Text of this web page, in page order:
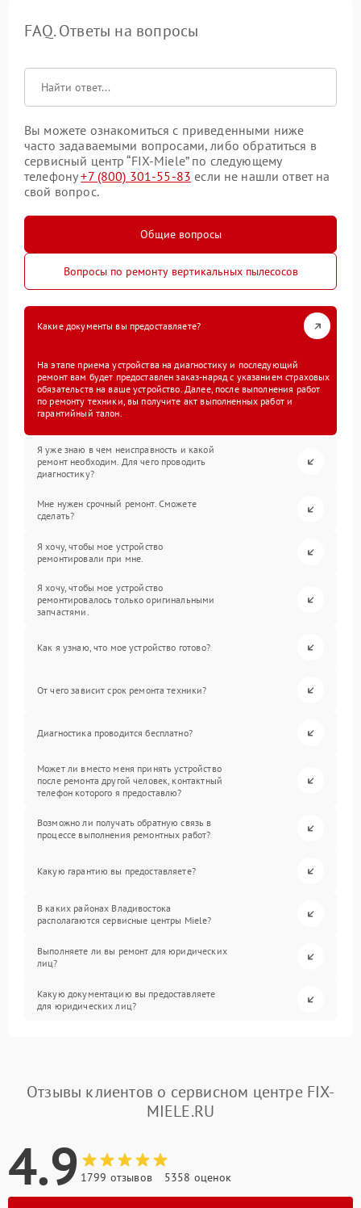
FAQ. Ответы на вопросы
Вы можете ознакомиться с приведенными ниже
часто задаваемыми вопросами, либо обратиться в
сервисный центр “FIX-Miele” по следующему
телефону+7 (800) 301-55-83 если не нашли ответ на
свой вопрос.
Общие вопросы
Вопросы по ремонту вертикальных пылесосов
Какие документы вы предоставляете?
На этапе приема устройства на диагностику и последующий
ремонт вам будет предоставлен заказ-наряд с указанием страховых
обязательств на ваше устройство. Далее, после выполнения работ
по ремонту техники, вы получите акт выполненных работ и
гарантийный талон.
Я уже знаю в чем неисправность и какой
ремонт необходим. Для чего проводить
диагностику?
Мне нужен срочный ремонт. Сможете
сделать?
Я хочу, чтобы мое устройство
ремонтировали при мне.
Я хочу, чтобы мое устройство
ремонтировалось только оригинальными
запчастями.
Как я узнаю, что мое устройство готово?
От чего зависит срок ремонта техники?
Диагностика проводится бесплатно?
Может ли вместо меня принять устройство
после ремонта другой человек, контактный
телефон которого я предоставлю?
Возможно ли получать обратную связь в
процессе выполнения ремонтных работ?
Какую гарантию вы предоставляете?
В каких районах Владивостока
располагаются сервисные центры Miele?
Выполняете ли вы ремонт для юридических
лиц?
Какую документацию вы предоставляете
для юридических лиц?
Отзывы клиентов о сервисном центре FIX-
MIELE.RU
4.9 1799 отзывов 5358 оценок